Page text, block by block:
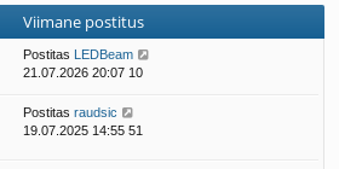
Viimane postitus
Postitas LEDBeam
21.07.2026 20:07 10
Postitas raudsic
19.07.2025 14:55 51